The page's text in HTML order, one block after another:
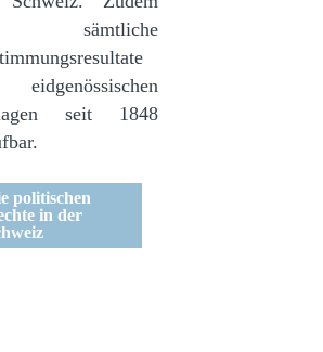
sämtliche
seit 1848
politischen
in der